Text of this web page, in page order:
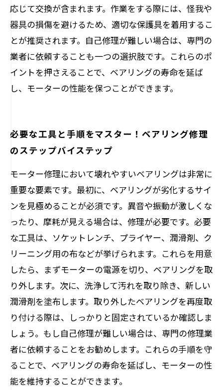
応じて交換が含まれます。作業をする際には、怪我や
器具の損傷を避けるため、適切な保護具を着用するこ
とが推奨されます。自己修理が難しい場合は、専門の
業者に依頼することも一つの選択肢です。これらのポ
イントを押さえることで、ベアリングの寿命を延ば
し、モーターの性能を保つことができます。
必要な工具と手順をマスター！ベアリング修理
のステップバイステップ
モーター修理において壊れやすいベアリングは非常に
重要な要素です。最初に、ベアリングが劣化するサイ
ンを見極めることが必須です。異音や振動が激しくな
ったり、摩耗が見える場合は、修理が必要です。必要
な工具は、ソケットレンチ、プライヤー、潤滑剤、ク
リーニング用の布などが挙げられます。これらを用意
したら、まずモーターの電源を切り、ベアリングを取
り外します。次に、洗浄して汚れを取り除き、新しい
潤滑剤を塗布します。取り外したベアリングを再度取
り付ける際は、しっかりと固定されているか確認しま
しょう。もし自己修理が難しい場合は、専門の修理業
者に依頼することをお勧めします。これらの手順を守
ることで、ベアリングの寿命を延ばし、モーターの性
能を維持することができます。